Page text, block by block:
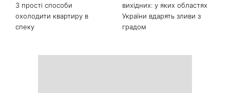
3 прості способи
охолодити квартиру в
спеку
вихідних: у яких областях
України вдарять зливи з
градом